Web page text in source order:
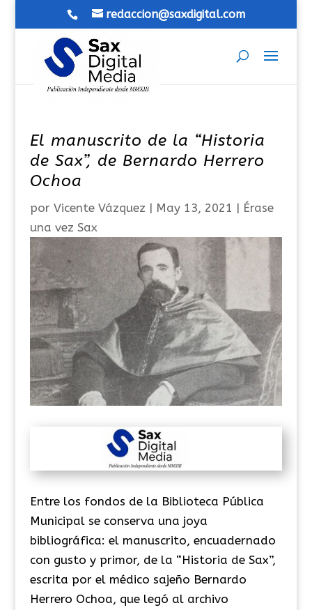
redaccion@saxdigital.com
El manuscrito de la “Historia
de Sax”, de Bernardo Herrero
Ochoa
por Vicente Vázquez | May 13, 2021 | Érase
una vez Sax
Entre los fondos de la Biblioteca Pública
Municipal se conserva una joya
bibliográfica: el manuscrito, encuadernado
con gusto y primor, de la “Historia de Sax”,
escrita por el médico sajeño Bernardo
Herrero Ochoa, que legó al archivo